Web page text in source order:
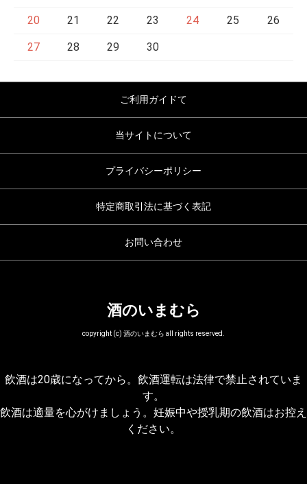
20 21 22 23 24 25 26
27 28 29 30
ご利用ガイドて
当サイトについて
プライバシーポリシー
特定商取引法に基づく表記
お問い合わせ
酒のいまむら
copyright (c) 酒のいまむら all rights reserved.
飲酒は20歳になってから。飲酒運転は法律で禁止されていま
す。
飲酒は適量を心がけましょう。妊娠中や授乳期の飲酒はお控え
ください。